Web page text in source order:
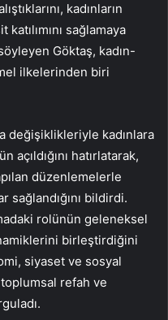
kadınların
sağlamaya
Göktaş, kadın-
ilkelerinden biri
değişiklikleriyle kadınlara
açıldığını hatırlatarak,
düzenlemelerle
sağlandığını bildirdi.
rolünün geleneksel
birleştirdiğini
siyaset ve sosyal
refah ve